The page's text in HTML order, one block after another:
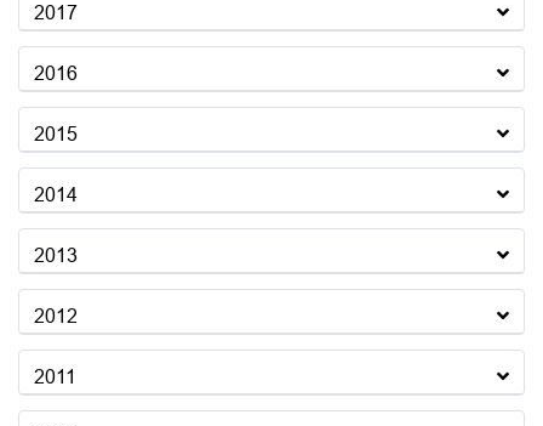
2017
2016
2015
2014
2013
2012
2011